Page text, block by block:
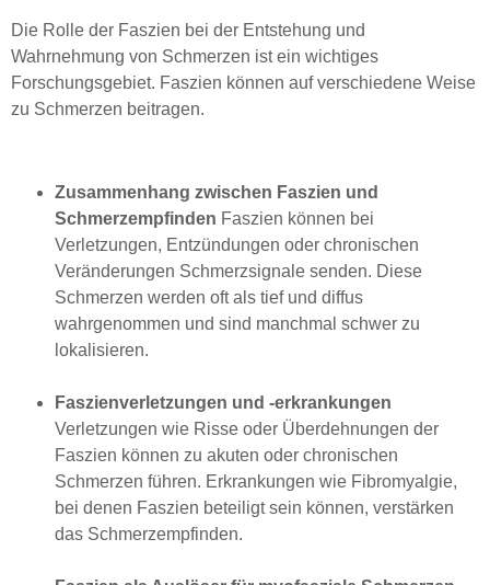
Die Rolle der Faszien bei der Entstehung und
Wahrnehmung von Schmerzen ist ein wichtiges
Forschungsgebiet. Faszien können auf verschiedene Weise
zu Schmerzen beitragen.
Zusammenhang zwischen Faszien und
Schmerzempfinden Faszien können bei
Verletzungen, Entzündungen oder chronischen
Veränderungen Schmerzsignale senden. Diese
Schmerzen werden oft als tief und diffus
wahrgenommen und sind manchmal schwer zu
lokalisieren.
Faszienverletzungen und -erkrankungen
Verletzungen wie Risse oder Überdehnungen der
Faszien können zu akuten oder chronischen
Schmerzen führen. Erkrankungen wie Fibromyalgie,
bei denen Faszien beteiligt sein können, verstärken
das Schmerzempfinden.